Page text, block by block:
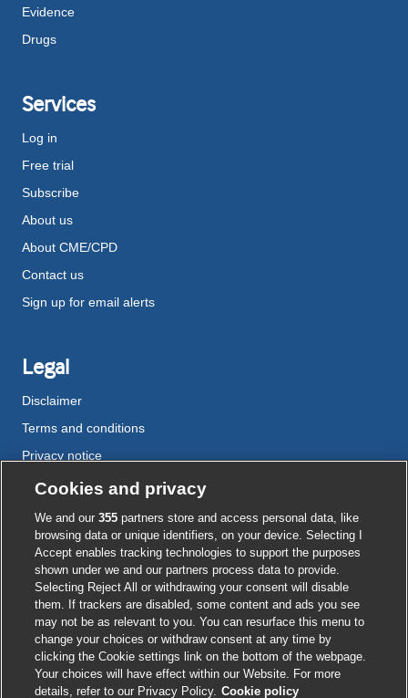
Evidence
Drugs
Services
Log in
Free trial
Subscribe
About us
About CME/CPD
Contact us
Sign up for email alerts
Legal
Disclaimer
Terms and conditions
Privacy notice
Cookie policy
Accessibility
External
link
opens
in
a
new
window
External
link
opens
in
a
new
window
External
link
opens
in
a
new
window
External
link
opens
in
a
new
window
External
link
opens
in
a
new
window
© BMJ Publishing Group 2026
ISSN 2515-9615
Cookies and privacy
We and our355 partners store and access personal data, like
browsing data or unique identifiers, on your device. Selecting I
Accept enables tracking technologies to support the purposes
shown under we and our partners process data to provide.
Selecting Reject All or withdrawing your consent will disable
them. If trackers are disabled, some content and ads you see
may not be as relevant to you. You can resurface this menu to
change your choices or withdraw consent at any time by
clicking the Cookie settings link on the bottom of the webpage.
Your choices will have effect within our Website. For more
details, refer to our Privacy Policy. Cookie policy